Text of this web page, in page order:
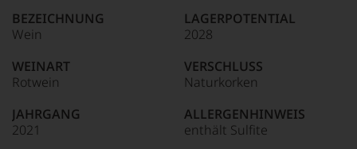
BEZEICHNUNG
Wein
WEINART
Rotwein
JAHRGANG
2021
LAGERPOTENTIAL
2028
VERSCHLUSS
Naturkorken
ALLERGENHINWEIS
enthält Sulfite